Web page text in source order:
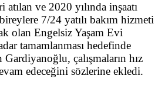
atılan ve 2020 yılında inşaatı
7/24 yatılı bakım hizmeti
olan Engelsiz Yaşam Evi
tamamlanması hedefinde
çalışmaların hız
edeceğini sözlerine ekledi.